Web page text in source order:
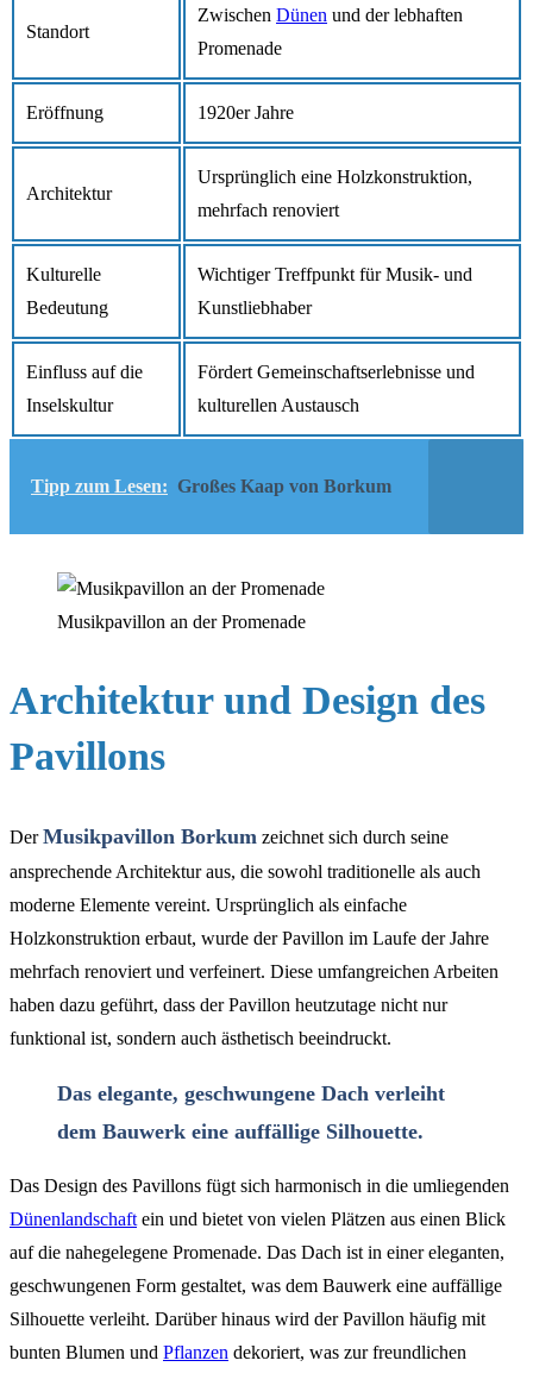
Standort
Zwischen Dünen und der lebhaften
Promenade
Eröffnung 1920er Jahre
Architektur
Ursprünglich eine Holzkonstruktion,
mehrfach renoviert
Kulturelle
Bedeutung
Wichtiger Treffpunkt für Musik- und
Kunstliebhaber
Einfluss auf die
Inselskultur
Fördert Gemeinschaftserlebnisse und
kulturellen Austausch
Tipp zum Lesen: Großes Kaap von Borkum
Musikpavillon an der Promenade
Architektur und Design des
Pavillons
DerMusikpavillon Borkum zeichnet sich durch seine
ansprechende Architektur aus, die sowohl traditionelle als auch
moderne Elemente vereint. Ursprünglich als einfache
Holzkonstruktion erbaut, wurde der Pavillon im Laufe der Jahre
mehrfach renoviert und verfeinert. Diese umfangreichen Arbeiten
haben dazu geführt, dass der Pavillon heutzutage nicht nur
funktional ist, sondern auch ästhetisch beeindruckt.
Das elegante, geschwungene Dach verleiht
dem Bauwerk eine auffällige Silhouette.
Das Design des Pavillons fügt sich harmonisch in die umliegenden
Dünenlandschaft ein und bietet von vielen Plätzen aus einen Blick
auf die nahegelegene Promenade. Das Dach ist in einer eleganten,
geschwungenen Form gestaltet, was dem Bauwerk eine auffällige
Silhouette verleiht. Darüber hinaus wird der Pavillon häufig mit
bunten Blumen und Pflanzen dekoriert, was zur freundlichen